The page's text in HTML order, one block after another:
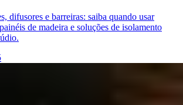
difusores e barreiras: saiba quando usar
de madeira e soluções de isolamento